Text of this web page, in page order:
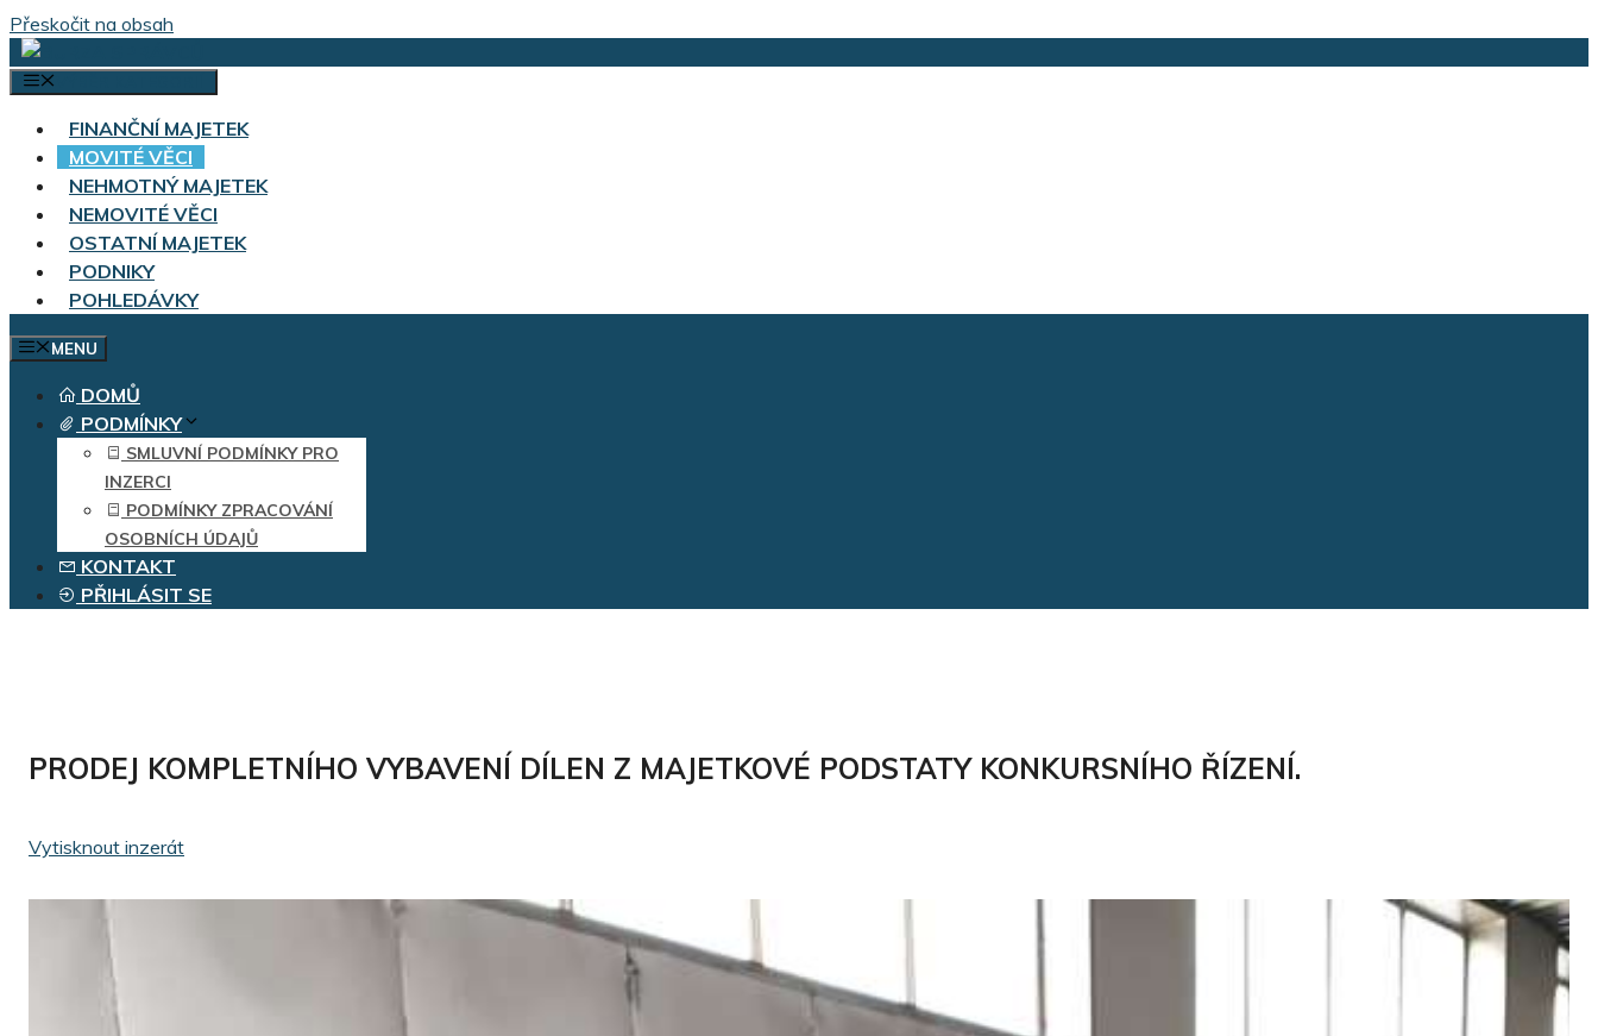
Přeskočit na obsah
FINANČNÍ MAJETEK
MOVITÉ VĚCI
NEHMOTNÝ MAJETEK
NEMOVITÉ VĚCI
OSTATNÍ MAJETEK
PODNIKY
POHLEDÁVKY
MENU
DOMŮ
PODMÍNKY
SMLUVNÍ PODMÍNKY PRO
INZERCI
PODMÍNKY ZPRACOVÁNÍ
OSOBNÍCH ÚDAJŮ
KONTAKT
PŘIHLÁSIT SE
PRODEJ KOMPLETNÍHO VYBAVENÍ DÍLEN Z MAJETKOVÉ PODSTATY KONKURSNÍHO ŘÍZENÍ.
Vytisknout inzerát